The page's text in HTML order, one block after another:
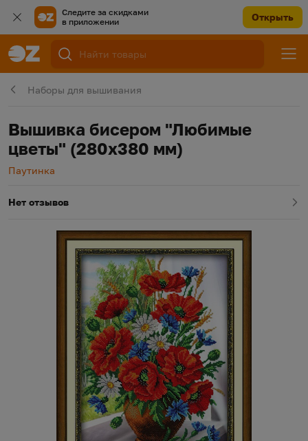
Следите за скидками
в приложении
Открыть
Наборы для вышивания
Вышивка бисером "Любимые
цветы" (280х380 мм)
Производитель
Паутинка
Нет отзывов